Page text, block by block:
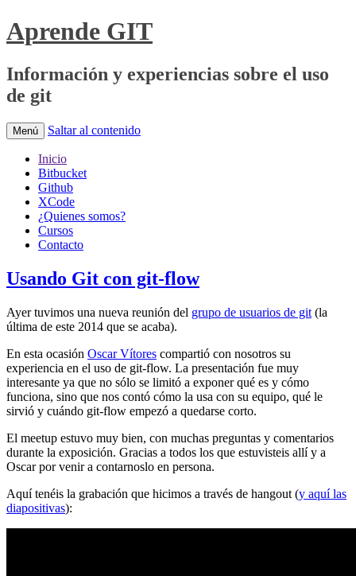
Aprende GIT
Información y experiencias sobre el uso
de git
Menú Saltar al contenido
Inicio
Bitbucket
Github
XCode
¿Quienes somos?
Cursos
Contacto
Usando Git con git-flow
Ayer tuvimos una nueva reunión del grupo de usuarios de git (la
última de este 2014 que se acaba).
En esta ocasión Oscar Vítores compartió con nosotros su
experiencia en el uso de git-flow. La presentación fue muy
interesante ya que no sólo se limitó a exponer qué es y cómo
funciona, sino que nos contó cómo la usa con su equipo, qué le
sirvió y cuándo git-flow empezó a quedarse corto.
El meetup estuvo muy bien, con muchas preguntas y comentarios
durante la exposición. Gracias a todos los que estuvisteis allí y a
Oscar por venir a contarnoslo en persona.
Aquí tenéis la grabación que hicimos a través de hangout (y aquí las
diapositivas):